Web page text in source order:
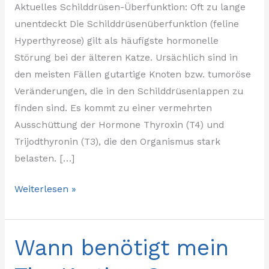
Aktuelles Schilddrüsen-Überfunktion: Oft zu lange
unentdeckt Die Schilddrüsenüberfunktion (feline
Hyperthyreose) gilt als häufigste hormonelle
Störung bei der älteren Katze. Ursächlich sind in
den meisten Fällen gutartige Knoten bzw. tumoröse
Veränderungen, die in den Schilddrüsenlappen zu
finden sind. Es kommt zu einer vermehrten
Ausschüttung der Hormone Thyroxin (T4) und
Trijodthyronin (T3), die den Organismus stark
belasten. […]
Weiterlesen »
Wann benötigt mein
Wann
benötigt